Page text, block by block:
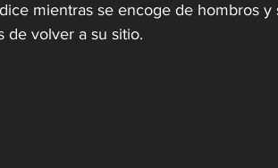
mientras se encoge de hombros
de volver a su sitio.